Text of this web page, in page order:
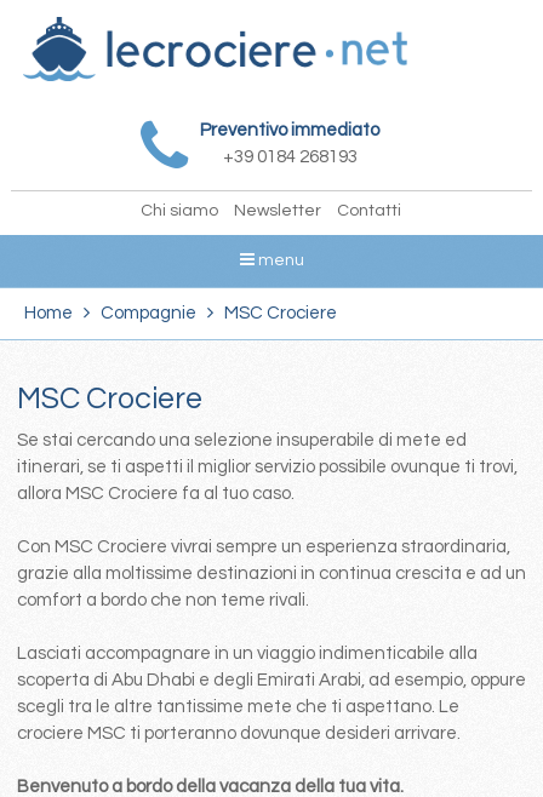
Preventivo immediato
+39 0184 268193
Chi siamo Newsletter Contatti
menu
Home Compagnie MSC Crociere
MSC Crociere
Se stai cercando una selezione insuperabile di mete ed
itinerari, se ti aspetti il miglior servizio possibile ovunque ti trovi,
allora MSC Crociere fa al tuo caso.
Con MSC Crociere vivrai sempre un esperienza straordinaria,
grazie alla moltissime destinazioni in continua crescita e ad un
comfort a bordo che non teme rivali.
Lasciati accompagnare in un viaggio indimenticabile alla
scoperta di Abu Dhabi e degli Emirati Arabi, ad esempio, oppure
scegli tra le altre tantissime mete che ti aspettano. Le
crociere MSC ti porteranno dovunque desideri arrivare.
Benvenuto a bordo della vacanza della tua vita.